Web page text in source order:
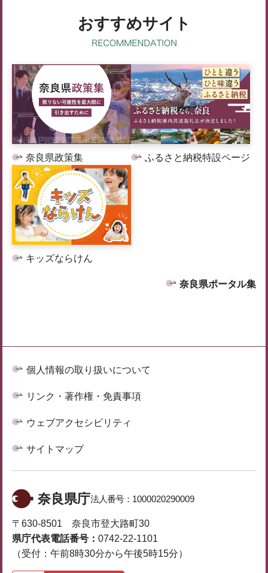
おすすめサイト
奈良県政策集 ふるさと納税特設ページ
キッズならけん
奈良県ポータル集
個人情報の取り扱いについて
リンク・著作権・免責事項
ウェブアクセシビリティ
サイトマップ
奈良県庁法人番号： 1000020290009
〒630-8501 奈良市登大路町30
県庁代表電話番号： 0742-22-1101
（受付：午前8時30分から午後5時15分）